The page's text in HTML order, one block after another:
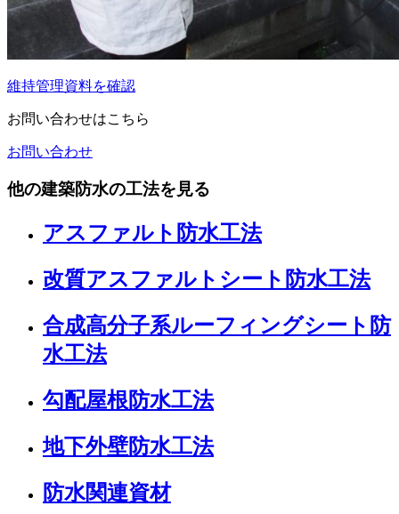
維持管理資料を確認
お問い合わせはこちら
お問い合わせ
他の建築防水の工法を見る
アスファルト防水工法
改質アスファルトシート防水工法
合成高分子系ルーフィングシート防
水工法
勾配屋根防水工法
地下外壁防水工法
防水関連資材